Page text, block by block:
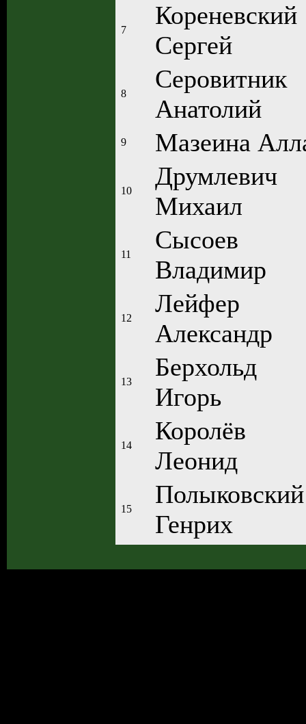
7
Кореневский
Сергей
8
Серовитник
Анатолий
9 Мазеина
10
Друмлевич
Михаил
11
Сысоев
Владимир
12
Лейфер
Александр
13
Берхольд
Игорь
14
Королёв
Леонид
15
Полыковский
Генрих